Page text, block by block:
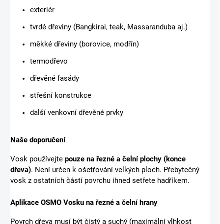
exteriér
tvrdé dřeviny (Bangkirai, teak, Massaranduba aj.)
měkké dřeviny (borovice, modřín)
termodřevo
dřevěné fasády
střešní konstrukce
další venkovní dřevěné prvky
Naše doporučení
Vosk používejte pouze na řezné a čelní plochy (konce
dřeva). Není určen k ošetřování velkých ploch. Přebytečný
vosk z ostatních částí povrchu ihned setřete hadříkem.
Aplikace OSMO Vosku na řezné a čelní hrany
Povrch dřeva musí být čistý a suchý (maximální vlhkost